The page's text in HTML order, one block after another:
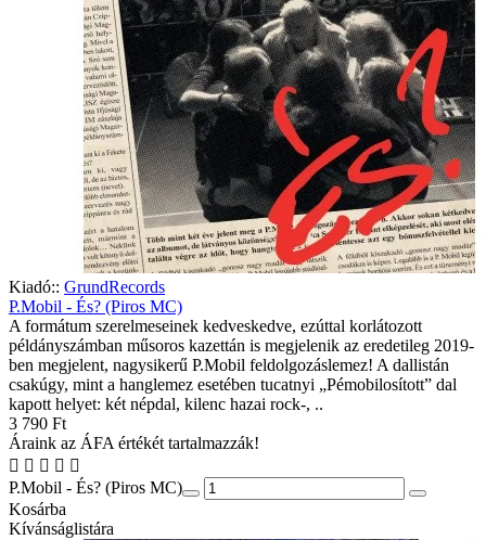
Kiadó:: GrundRecords
P.Mobil - És? (Piros MC)
A formátum szerelmeseinek kedveskedve, ezúttal korlátozott
példányszámban műsoros kazettán is megjelenik az eredetileg 2019-
ben megjelent, nagysikerű P.Mobil feldolgozáslemez! A dallistán
csakúgy, mint a hanglemez esetében tucatnyi „Pémobilosított” dal
kapott helyet: két népdal, kilenc hazai rock-, ..
3 790 Ft
Áraink az ÁFA értékét tartalmazzák!
P.Mobil - És? (Piros MC)
Kosárba
Kívánságlistára